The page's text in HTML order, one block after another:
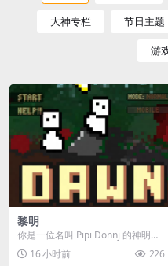
大神专栏 节日主题
游
黎明
你是一位名叫 Pipi Donnj 的神明。
你的任务是保护一群白色小人。 点
击...16 小时前 226